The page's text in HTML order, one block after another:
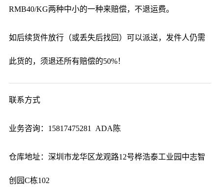
RMB40/KG两种中小的一种来赔偿，不退运费。
如后续货件放行（或丢失后找回）可以派送，发件人仍需
此货的，须退还所有赔偿的50%！
联系方式
业务咨询：15817475281 ADA陈
仓库地址：深圳市龙华区龙观路12号桦浩泰工业园中志智
创园C栋102